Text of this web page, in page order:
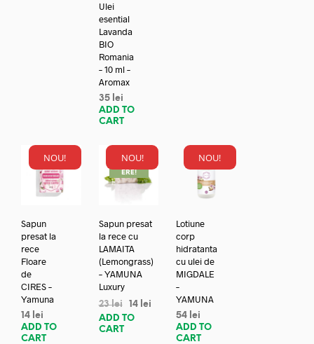
Ulei
esential
Lavanda
BIO
Romania
– 10 ml –
Aromax
35 lei
ADD TO
CART
NOU!
Sapun
presat la
rece
Floare
de
CIRES –
Yamuna
14 lei
ADD TO
CART
NOU!
REDUC
ERE!
Sapun presat
la rece cu
LAMAITA
(Lemongrass)
– YAMUNA
Luxury
23lei 14 lei
ADD TO
CART
NOU!
Lotiune
corp
hidratanta
cu ulei de
MIGDALE
–
YAMUNA
54 lei
ADD TO
CART